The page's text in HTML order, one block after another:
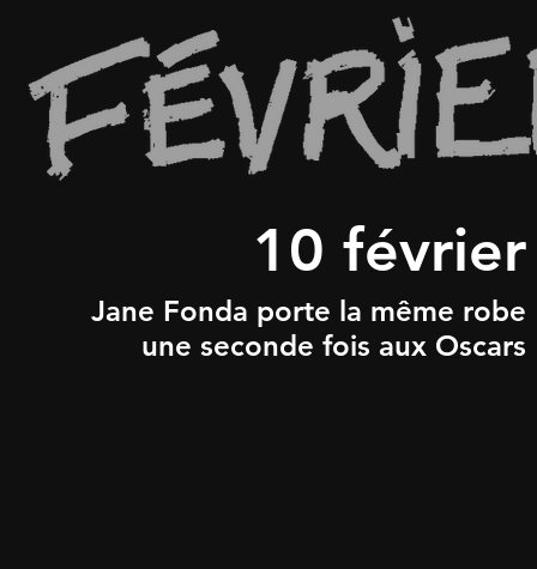
10 février
Jane Fonda porte la même robe
une seconde fois aux Oscars